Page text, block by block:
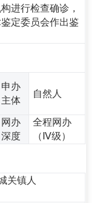
进行检查确诊，
定委员会作出鉴
申办
主体
自然人
网办
深度
全程网办
（Ⅳ级）
关镇人